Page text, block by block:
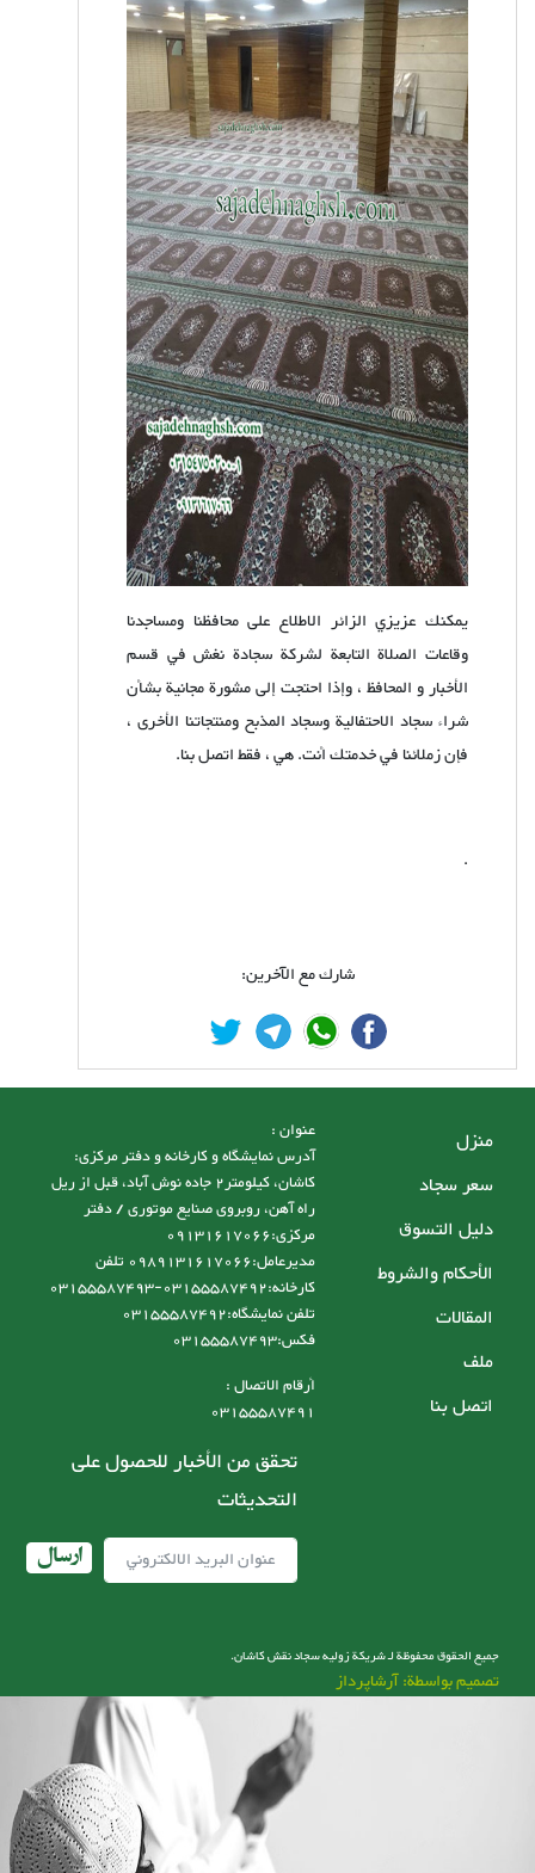
يمكنك عزيزي الزائر الاطلاع على محافظنا ومساجدنا
وقاعات الصلاة التابعة لشركة سجادة نغش في قسم
الأخبار و المحافظ ، وإذا احتجت إلى مشورة مجانية بشأن
شراء سجاد الاحتفالية وسجاد المذبح ومنتجاتنا الأخرى ،
فإن زملائنا في خدمتك أنت. هي ، فقط اتصل بنا.
.
شارك مع الآخرين:
منزل
سعر سجاد
دليل التسوق
الأحكام والشروط
المقالات
ملف
اتصل بنا
عنوان :
آدرس نمایشگاه و کارخانه و دفتر مرکزی:
کاشان، کیلومتر2 جاده نوش آباد، قبل از ریل
راه آهن، روبروی صنایع موتوری / دفتر
مرکزی:09131617066
مدیرعامل:0989131617066 تلفن
کارخانه:03155587492-03155587493
تلفن نمایشگاه:03155587492
فکس:03155587493
أرقام الاتصال :
03155587491
تحقق من الأخبار للحصول على
التحديثات
ارسال
جميع الحقوق محفوظة لـ شریکة زولیه سجاد نقش کاشان.
تصميم بواسطة: آرشاپرداز